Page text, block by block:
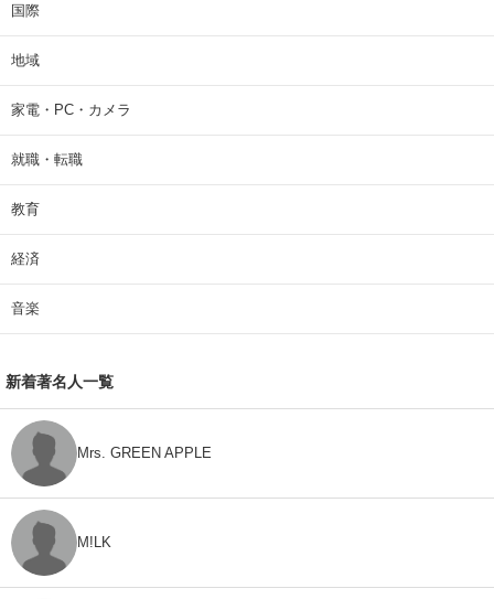
国際
地域
家電・PC・カメラ
就職・転職
教育
経済
音楽
新着著名人一覧
Mrs. GREEN APPLE
M!LK